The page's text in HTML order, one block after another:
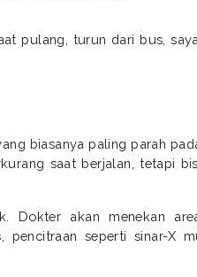
pulang, turun dari bus,
biasanya paling parah
saat berjalan, tetapi
Dokter akan menekan
pencitraan seperti sinar-X